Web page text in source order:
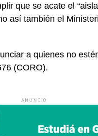
que se acate el
así también el
a quienes no
(CORO).
ANUNCIO